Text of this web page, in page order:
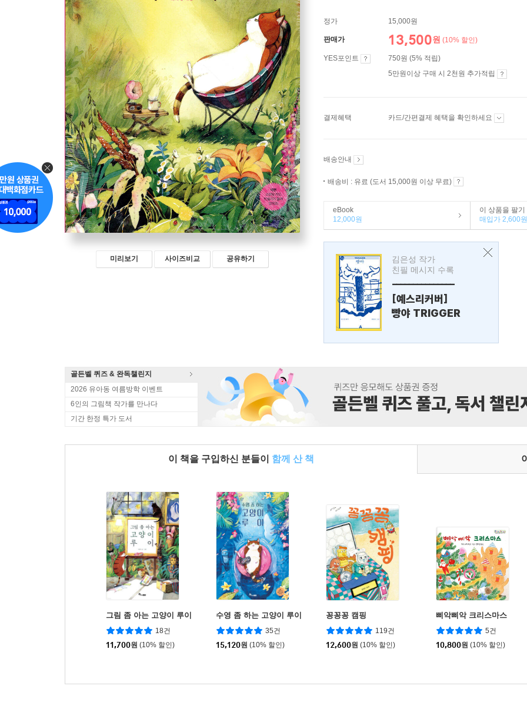
미리보기 사이즈비교 공유하기
정가 15,000원
판매가 13,500원 (10% 할인)
YES포인트
750원 (5% 적립)
5만원이상 구매 시 2천원 추가적립
결제혜택 카드/간편결제 혜택을 확인하세요
배송안내
배송비 : 유료 (도서 15,000원 이상 무료)
eBook
12,000원
이 상품을 팔기
매입가 2,600원
김은성 작가
친필 메시지 수록
---------------
[예스리커버]
빵야 TRIGGER
골든벨 퀴즈 & 완독챌린지
2026 유아동 여름방학 이벤트
6인의 그림책 작가를 만나다
기간 한정 특가 도서
이 책을 구입하신 분들이 함께 산 책
그림 좀 아는 고양이 루이
18건
11,700원 (10% 할인)
수영 좀 하는 고양이 루이
35건
15,120원 (10% 할인)
꽁꽁꽁 캠핑
119건
12,600원 (10% 할인)
삐악삐악 크리스마스
5건
10,800원 (10% 할인)